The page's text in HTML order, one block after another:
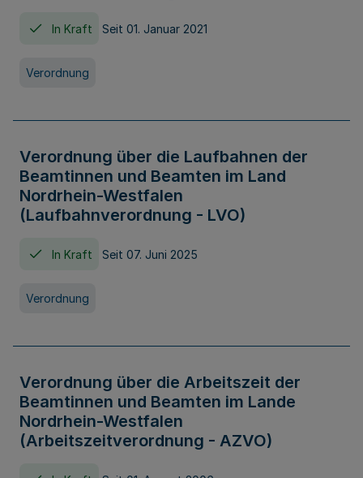
In Kraft Seit 01. Januar 2021
Verordnung
Verordnung über die Laufbahnen der
Beamtinnen und Beamten im Land
Nordrhein-Westfalen
(Laufbahnverordnung - LVO)
In Kraft Seit 07. Juni 2025
Verordnung
Verordnung über die Arbeitszeit der
Beamtinnen und Beamten im Lande
Nordrhein-Westfalen
(Arbeitszeitverordnung - AZVO)